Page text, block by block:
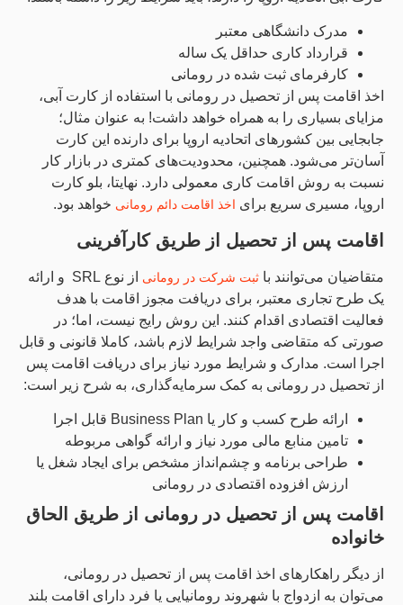
مدرک دانشگاهی معتبر
قرارداد کاری حداقل یک‌ ساله
کارفرمای ثبت ‌شده در رومانی
اخذ اقامت پس از تحصیل در رومانی با استفاده از کارت آبی،
مزایای بسیاری را به همراه خواهد داشت! به عنوان مثال؛
جابجایی بین کشورهای اتحادیه اروپا برای دارنده این کارت
آسان‌تر می‌شود. همچنین، محدودیت‌های کمتری در بازار کار
نسبت به روش اقامت کاری معمولی دارد. نهایتا، بلو کارت
اروپا، مسیری سریع برای اخذ اقامت دائم رومانی خواهد بود.
اقامت پس از تحصیل از طریق کارآفرینی
متقاضیان می‌توانند با ثبت شرکت در رومانی
از نوع SRL و ارائه
یک طرح تجاری معتبر، برای دریافت مجوز اقامت با هدف
فعالیت اقتصادی اقدام کنند. این روش رایج نیست، اما؛ در
صورتی که متقاضی واجد شرایط لازم باشد، کاملا قانونی و قابل
اجرا است. مدارک و شرایط مورد نیاز برای دریافت اقامت پس
از تحصیل در رومانی به کمک سرمایه‌گذاری، به شرح زیر است:
ارائه طرح کسب و کار یا Business Plan قابل اجرا
تامین منابع مالی مورد نیاز و ارائه گواهی مربوطه
طراحی برنامه و چشم‌انداز مشخص برای ایجاد شغل یا
ارزش افزوده اقتصادی در رومانی
اقامت پس از تحصیل در رومانی از طریق الحاق
خانواده
از دیگر راهکارهای اخذ اقامت پس از تحصیل در رومانی،
می‌توان به ازدواج با شهروند رومانیایی یا فرد دارای اقامت بلند